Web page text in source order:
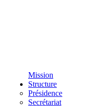
Mission
Structure
Présidence
Secrétariat